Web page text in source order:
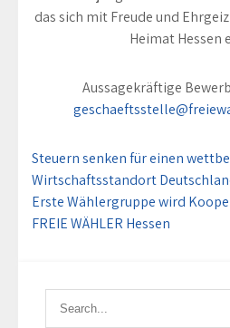
das sich mit Freude und
Heimat Hessen
Aussagekräftige
Steuern senken für einen
Wirtschaftsstandort
Erste Wählergruppe wird
FREIE WÄHLER Hessen